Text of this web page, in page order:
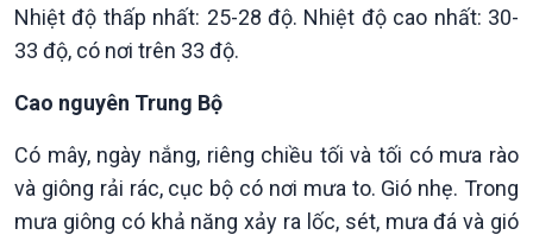
Tin Đời sống & Xã hội
360 độ Sức khỏe
Tài nguyên và Môi trường
Xã hội chuyển động
Bước chân đến trường
Tin Khoa học & Công nghệ
Nhiệt độ thấp nhất: 25-28 độ. Nhiệt độ cao nhất: 30-
33 độ, có nơi trên 33 độ.
Cao nguyên Trung Bộ
Có mây, ngày nắng, riêng chiều tối và tối có mưa rào
và giông rải rác, cục bộ có nơi mưa to. Gió nhẹ. Trong
mưa giông có khả năng xảy ra lốc, sét, mưa đá và gió